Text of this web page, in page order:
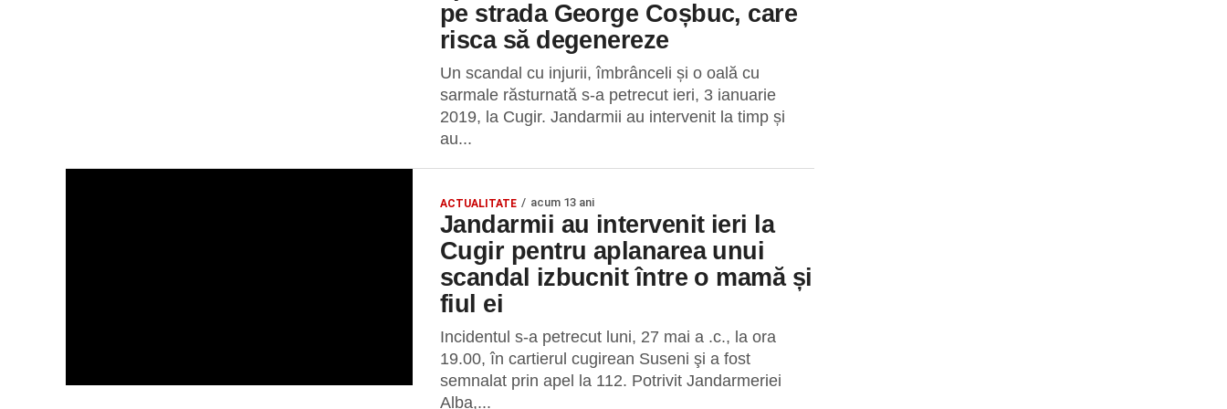
pe strada George Coșbuc, care
risca să degenereze
Un scandal cu injurii, îmbrânceli și o oală cu
sarmale răsturnată s-a petrecut ieri, 3 ianuarie
2019, la Cugir. Jandarmii au intervenit la timp și
au...
ACTUALITATE acum 13 ani
Jandarmii au intervenit ieri la
Cugir pentru aplanarea unui
scandal izbucnit între o mamă și
fiul ei
Incidentul s-a petrecut luni, 27 mai a .c., la ora
19.00, în cartierul cugirean Suseni şi a fost
semnalat prin apel la 112. Potrivit Jandarmeriei
Alba,...